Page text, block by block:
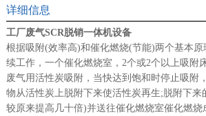
详细信息
工厂废气SCR脱销一体机设备
根据吸附(效率高)和催化燃烧(节能)两个基本
续工作，一个催化燃烧室，2个或2个以上吸附
废气用活性炭吸附，当快达到饱和时停止吸附
物从活性炭上脱附下来使活性炭再生;脱附下来
较原来提高几十倍)并送往催化燃烧室催化燃